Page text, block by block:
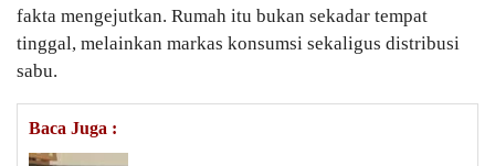
fakta mengejutkan. Rumah itu bukan sekadar tempat
tinggal, melainkan markas konsumsi sekaligus distribusi
sabu.
Baca Juga :